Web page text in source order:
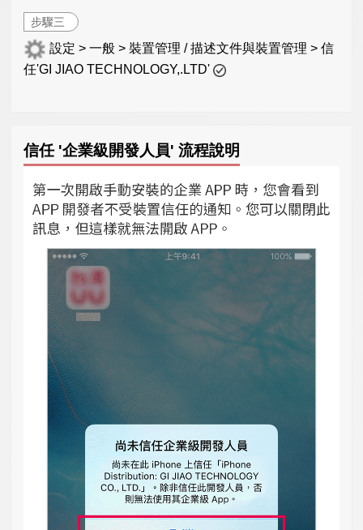
步驟三
設定 > 一般 > 裝置管理 / 描述文件與裝置管理 > 信
任'GI JIAO TECHNOLOGY,.LTD'
信任 '企業級開發人員' 流程說明